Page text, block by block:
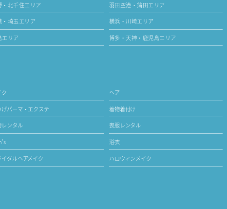
・北千住エリア 羽田空港・蒲田エリア
・埼玉エリア 横浜・川崎エリア
エリア 博多・天神・鹿児島エリア
ク ヘア
げパーマ・エクステ 着物着付け
レンタル 喪服レンタル
浴衣
イダルヘアメイク ハロウィンメイク